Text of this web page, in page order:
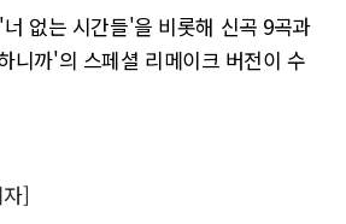
없는 시간들'을 비롯해 신곡 9곡과
니까'의 스페셜 리메이크 버전이 수
]